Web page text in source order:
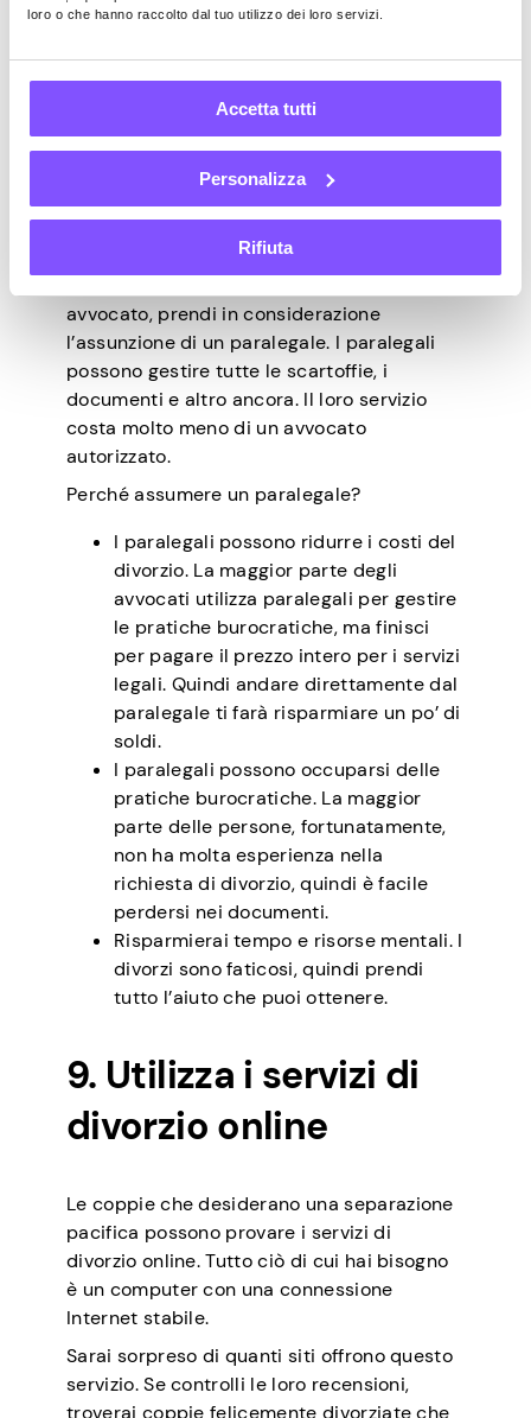
loro o che hanno raccolto dal tuo utilizzo dei loro servizi.
Accetta tutti
Personalizza
Rifiuta
extra, lavorare più ore o ottenere un reddito
essere esattamente ciò di cui hai bisogno.
8. Fidati di un
paralegale
avvocato, prendi in considerazione
l’assunzione di un paralegale. I paralegali
possono gestire tutte le scartoffie, i
documenti e altro ancora. Il loro servizio
costa molto meno di un avvocato
autorizzato.
Perché assumere un paralegale?
I paralegali possono ridurre i costi del
divorzio. La maggior parte degli
avvocati utilizza paralegali per gestire
le pratiche burocratiche, ma finisci
per pagare il prezzo intero per i servizi
legali. Quindi andare direttamente dal
paralegale ti farà risparmiare un po’ di
soldi.
I paralegali possono occuparsi delle
pratiche burocratiche. La maggior
parte delle persone, fortunatamente,
non ha molta esperienza nella
richiesta di divorzio, quindi è facile
perdersi nei documenti.
Risparmierai tempo e risorse mentali. I
divorzi sono faticosi, quindi prendi
tutto l’aiuto che puoi ottenere.
9. Utilizza i servizi di
divorzio online
Le coppie che desiderano una separazione
pacifica possono provare i servizi di
divorzio online. Tutto ciò di cui hai bisogno
è un computer con una connessione
Internet stabile.
Sarai sorpreso di quanti siti offrono questo
servizio. Se controlli le loro recensioni,
troverai coppie felicemente divorziate che